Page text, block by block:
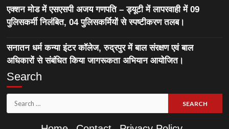
एक्शन मोड में एसएसपी अजय गणपति – ड्यूटी में लापरवाही में 09
पुलिसकर्मी निलंबित, 04 पुलिसकर्मियों से स्पष्टीकरण तलब।
सनातन धर्म कन्या इंटर कॉलेज, रुद्रपुर में बाल संरक्षण एवं बाल
अधिकारों से संबंधित किया जागरूकता अभियान आयोजित।
Search
Search
for: